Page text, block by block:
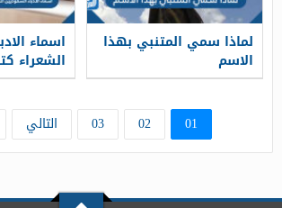
لماذا سمي المتنبي بهذا
الاسم
اسماء
الشعراء
وكتاب
01
02
03 التالي